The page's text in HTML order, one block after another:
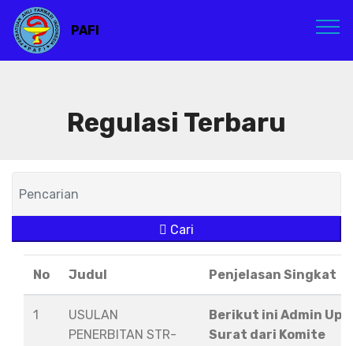
PAFI
Regulasi Terbaru
Cari
No Judul Penjelasan Singkat
1
USULAN
PENERBITAN STR-
Berikut ini Admin
Surat dari Komite